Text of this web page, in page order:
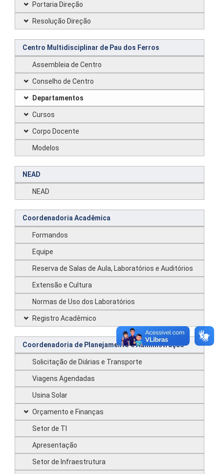
Portaria Direção
Resolução Direção
Centro Multidisciplinar de Pau dos Ferros
Assembleia de Centro
Conselho de Centro
Departamentos
Cursos
Corpo Docente
Modelos
NEAD
NEAD
Coordenadoria Acadêmica
Formandos
Equipe
Reserva de Salas de Aula, Laboratórios e Auditórios
Extensão e Cultura
Normas de Uso dos Laboratórios
Registro Acadêmico
Coordenadoria de Planejamento e Administração
Solicitação de Diárias e Transporte
Viagens Agendadas
Usina Solar
Orçamento e Finanças
Setor de TI
Apresentação
Setor de Infraestrutura